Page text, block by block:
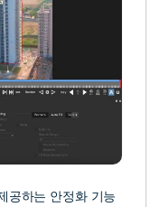
공하는 안정화 기능